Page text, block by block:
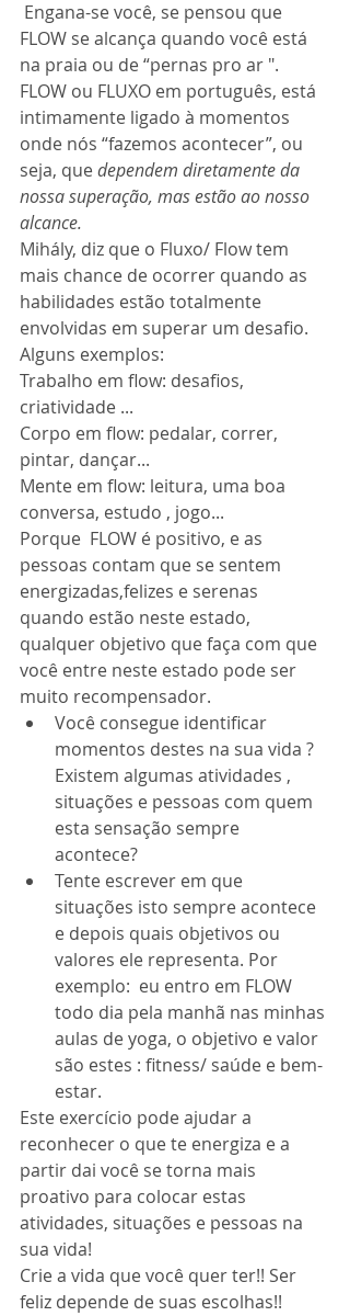
FLOW se alcança quando você está
na praia ou de “pernas pro ar ".
FLOW ou FLUXO em português, está
intimamente ligado à momentos
onde nós “fazemos acontecer”, ou
seja, que dependem diretamente da
nossa superação, mas estão ao nosso
alcance.
Mihály, diz que o Fluxo/ Flow tem
mais chance de ocorrer quando as
habilidades estão totalmente
envolvidas em superar um desafio.
Alguns exemplos:
Trabalho em flow: desafios,
criatividade ...
Corpo em flow: pedalar, correr,
pintar, dançar...
Mente em flow: leitura, uma boa
conversa, estudo , jogo...
Porque  FLOW é positivo, e as
pessoas contam que se sentem
energizadas,felizes e serenas
quando estão neste estado,
qualquer objetivo que faça com que
você entre neste estado pode ser
muito recompensador.
Você consegue identificar
momentos destes na sua vida ?
Existem algumas atividades ,
situações e pessoas com quem
esta sensação sempre
acontece?
Tente escrever em que
situações isto sempre acontece
e depois quais objetivos ou
valores ele representa. Por
exemplo:  eu entro em FLOW
todo dia pela manhã nas minhas
aulas de yoga, o objetivo e valor
são estes : fitness/ saúde e bem-
estar.
Este exercício pode ajudar a
reconhecer o que te energiza e a
partir dai você se torna mais
proativo para colocar estas
atividades, situações e pessoas na
sua vida!
Crie a vida que você quer ter!! Ser
feliz depende de suas escolhas!!